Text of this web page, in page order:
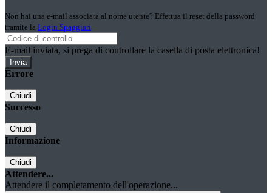
Non hai una e-mail associata al nome utente? Effettua il reset della password
tramite la Login Spaggiari
E-mail inviata, si prega di controllare la casella di posta elettronica!
Errore
Chiudi
Successo
Chiudi
Informazione
Chiudi
Attendere...
Attendere il completamento dell'operazione...